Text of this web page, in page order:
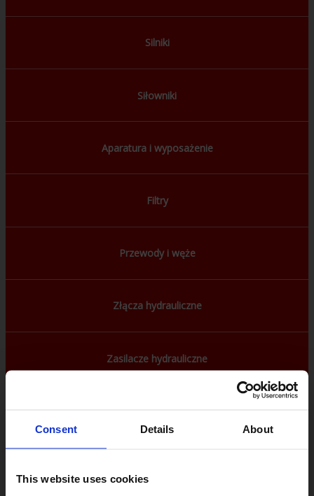
Consent Details About
This website uses cookies
Silniki
Siłowniki
Aparatura i wyposażenie
Filtry
Przewody i węże
Złącza hydrauliczne
Zasilacze hydrauliczne
Pompy hydrauliczne